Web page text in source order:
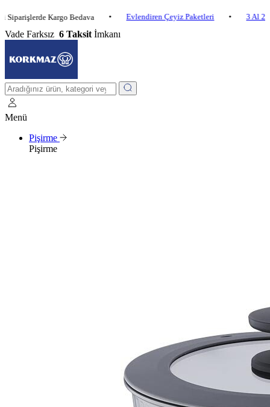
Kargo Bedava • Evlendiren Çeyiz Paketleri • 3 Al 2 Öde
Vade Farksız 6 Taksit İmkanı
Menü
Pişirme
Pişirme